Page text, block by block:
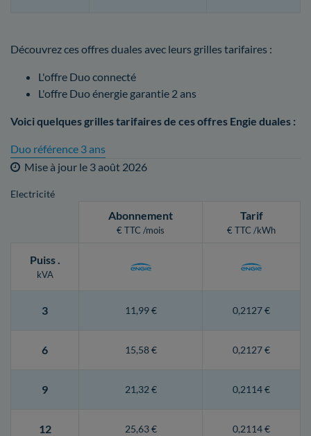
Découvrez ces offres duales avec leurs grilles tarifaires :
L'offre Duo connecté
L'offre Duo énergie garantie 2 ans
Voici quelques grilles tarifaires de ces offres Engie duales :
Duo référence 3 ans
Mise à jour le 3 août 2026
Electricité
Abonnement
€ TTC /mois
Tarif
€ TTC /kWh
Puiss.
kVA
3 11,99 € 0,2127 €
6 15,58 € 0,2127 €
9 21,32 € 0,2114 €
12 25,63 € 0,2114 €